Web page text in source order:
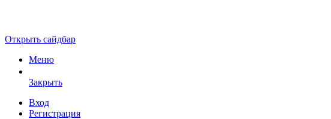
Открыть сайдбар
Меню
Закрыть
Вход
Регистрация